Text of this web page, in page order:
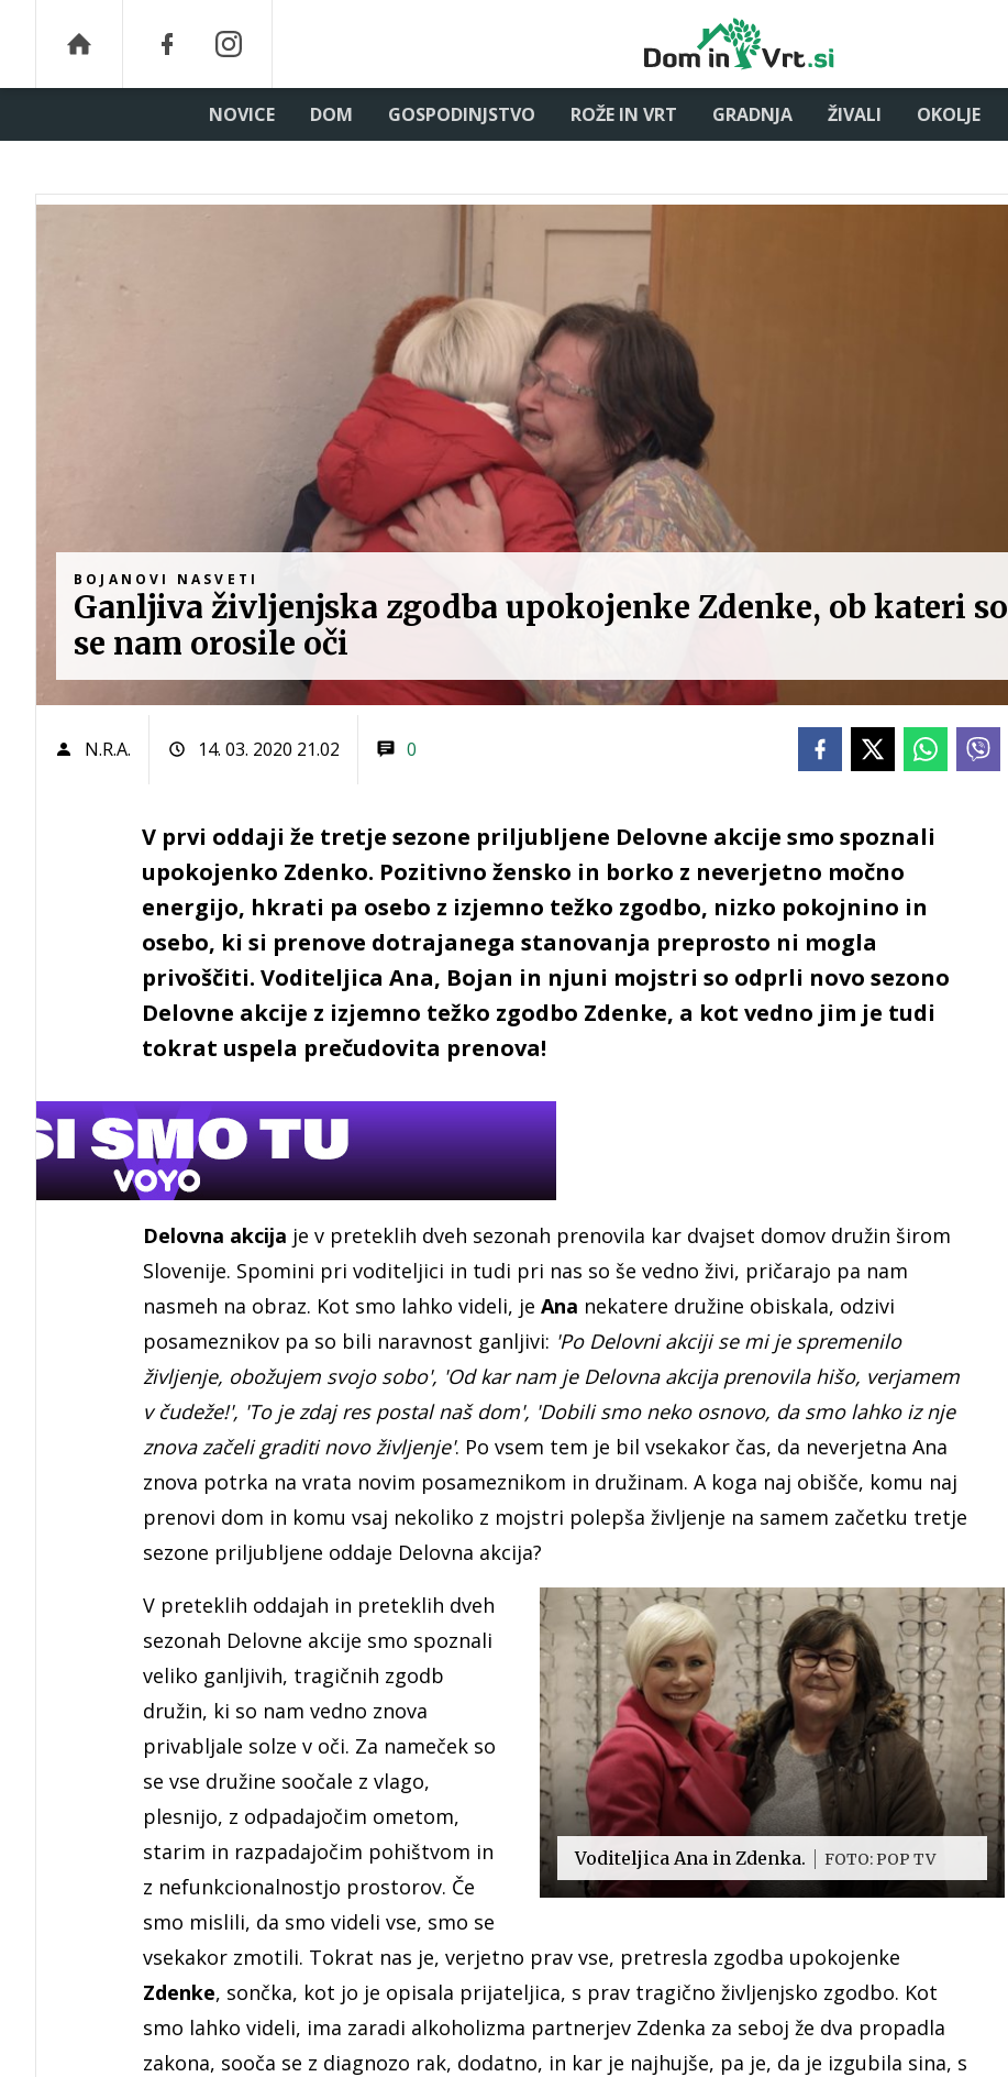
NOVICE DOM GOSPODINJSTVO ROŽE IN VRT GRADNJA ŽIVALI OKOLJE
BOJANOVI NASVETI
Ganljiva življenjska zgodba upokojenke Zdenke, ob kateri so
se nam orosile oči
N.R.A. 14. 03. 2020 21.02 0
V prvi oddaji že tretje sezone priljubljene Delovne akcije smo spoznali
upokojenko Zdenko. Pozitivno žensko in borko z neverjetno močno
energijo, hkrati pa osebo z izjemno težko zgodbo, nizko pokojnino in
osebo, ki si prenove dotrajanega stanovanja preprosto ni mogla
privoščiti. Voditeljica Ana, Bojan in njuni mojstri so odprli novo sezono
Delovne akcije z izjemno težko zgodbo Zdenke, a kot vedno jim je tudi
tokrat uspela prečudovita prenova!
Delovna akcija je v preteklih dveh sezonah prenovila kar dvajset domov družin širom
Slovenije. Spomini pri voditeljici in tudi pri nas so še vedno živi, pričarajo pa nam
nasmeh na obraz. Kot smo lahko videli, je Ana nekatere družine obiskala, odzivi
posameznikov pa so bili naravnost ganljivi: 'Po Delovni akciji se mi je spremenilo
življenje, obožujem svojo sobo', 'Od kar nam je Delovna akcija prenovila hišo, verjamem
v čudeže!', 'To je zdaj res postal naš dom', 'Dobili smo neko osnovo, da smo lahko iz nje
znova začeli graditi novo življenje'. Po vsem tem je bil vsekakor čas, da neverjetna Ana
znova potrka na vrata novim posameznikom in družinam. A koga naj obišče, komu naj
prenovi dom in komu vsaj nekoliko z mojstri polepša življenje na samem začetku tretje
sezone priljubljene oddaje Delovna akcija?
Voditeljica Ana in Zdenka. FOTO: POP TV
V preteklih oddajah in preteklih dveh
sezonah Delovne akcije smo spoznali
veliko ganljivih, tragičnih zgodb
družin, ki so nam vedno znova
privabljale solze v oči. Za nameček so
se vse družine soočale z vlago,
plesnijo, z odpadajočim ometom,
starim in razpadajočim pohištvom in
z nefunkcionalnostjo prostorov. Če
smo mislili, da smo videli vse, smo se
vsekakor zmotili. Tokrat nas je, verjetno prav vse, pretresla zgodba upokojenke
Zdenke, sončka, kot jo je opisala prijateljica, s prav tragično življenjsko zgodbo. Kot
smo lahko videli, ima zaradi alkoholizma partnerjev Zdenka za seboj že dva propadla
zakona, sooča se z diagnozo rak, dodatno, in kar je najhujše, pa je, da je izgubila sina, s